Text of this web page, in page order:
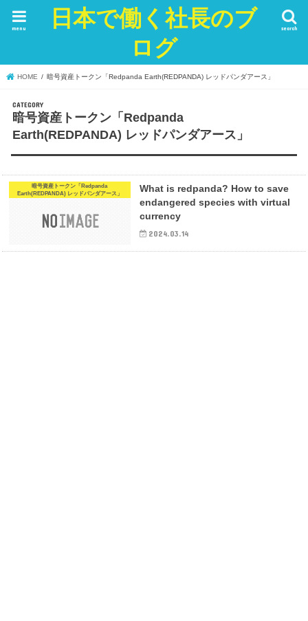
日本で働く社長のブ
ログ
search
menu
HOME 暗号資産トークン「Redpanda Earth(REDPANDA) レッドパンダアース」
暗号資産トークン「Redpanda
Earth(REDPANDA) レッドパンダアース」
暗号資産トークン「Redpanda
Earth(REDPANDA) レッドパンダアース」
What is redpanda? How to save
endangered species with virtual
currency
2024.03.14